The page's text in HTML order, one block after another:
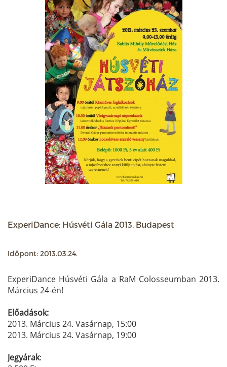
ExperiDance: Húsvéti Gála 2013. Budapest
Időpont: 2013.03.24.
ExperiDance Húsvéti Gála a RaM Colosseumban 2013.
Március 24-én!
Előadások:
2013. Március 24. Vasárnap, 15:00
2013. Március 24. Vasárnap, 19:00
Jegyárak: